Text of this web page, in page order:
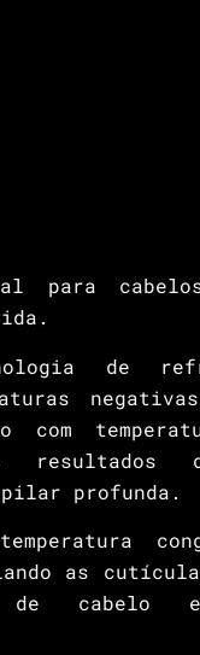
para
de
com
resultados
as
de cabelo